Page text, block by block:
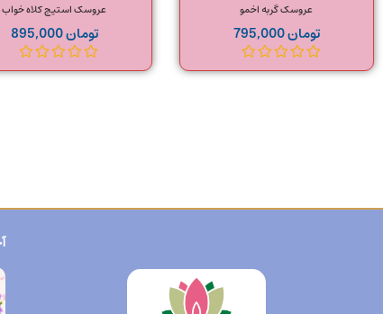
عروسک گربه اخمو
تومان795,000
عروسک استیج کلاه خواب
تومان895,000